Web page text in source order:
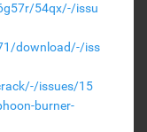
54qx/-/issu
download/-/iss
issues/15
burner-